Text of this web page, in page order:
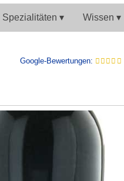
Spezialitäten ▾ Wissen ▾
Google-Bewertungen: